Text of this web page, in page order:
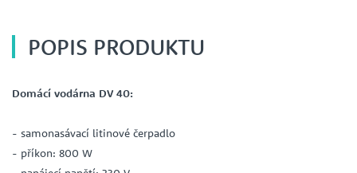
POPIS PRODUKTU
Domácí vodárna DV 40:
- samonasávací litinové čerpadlo
- příkon: 800 W